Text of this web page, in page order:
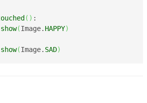
( ) :
show(Image. HAPPY)
show(Image. SAD)